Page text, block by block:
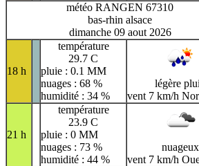
météo RANGEN 67310
bas-rhin alsace
dimanche 09 aout 2026
18 h
température
29.7 C
pluie : 0.1 MM
nuages : 68 %
humidité : 34 %
légère
vent 7 km/h
21 h
température
23.9 C
pluie : 0 MM
nuages : 73 %
humidité : 44 %
nuageux
vent 7 km/h